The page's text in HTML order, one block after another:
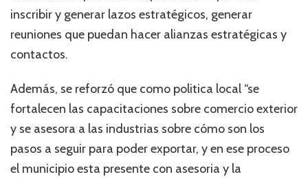
inscribir y generar lazos estratégicos, generar
reuniones que puedan hacer alianzas estratégicas y
contactos.
Además, se reforzó que como politica local “se
fortalecen las capacitaciones sobre comercio exterior
y se asesora a las industrias sobre cómo son los
pasos a seguir para poder exportar, y en ese proceso
el municipio esta presente con asesoria y la